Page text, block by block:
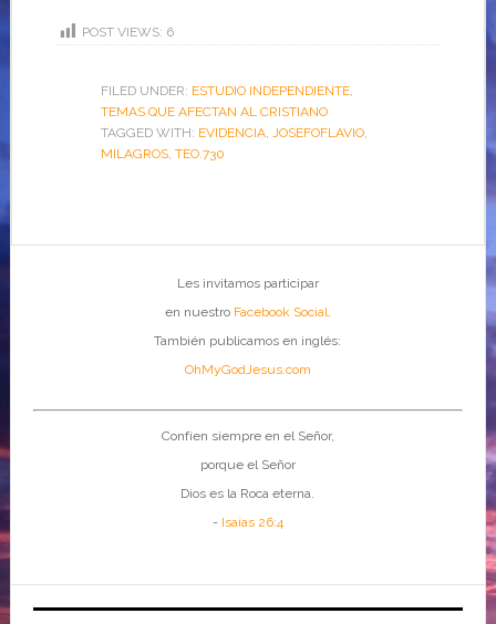
POST VIEWS: 6
FILED UNDER: ESTUDIO INDEPENDIENTE,
TEMAS QUE AFECTAN AL CRISTIANO
TAGGED WITH: EVIDENCIA, JOSEFOFLAVIO,
MILAGROS, TEO.730
Les invitamos participar
en nuestro Facebook Social.
También publicamos en inglés:
OhMyGodJesus.com
Confíen siempre en el Señor,
porque el Señor
Dios es la Roca eterna.
- Isaías 26:4